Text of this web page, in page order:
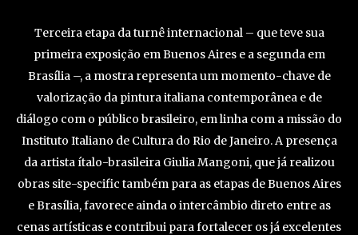
Terceira etapa da turnê internacional – que teve sua
primeira exposição em Buenos Aires e a segunda em
Brasília –, a mostra representa um momento-chave de
valorização da pintura italiana contemporânea e de
diálogo com o público brasileiro, em linha com a missão do
Instituto Italiano de Cultura do Rio de Janeiro. A presença
da artista ítalo-brasileira Giulia Mangoni, que já realizou
obras site-specific também para as etapas de Buenos Aires
e Brasília, favorece ainda o intercâmbio direto entre as
cenas artísticas e contribui para fortalecer os já excelentes